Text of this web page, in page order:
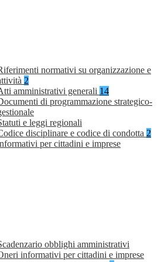
normativi su organizzazione e
2
amministrativi generali 14
di programmazione strategico-
e leggi regionali
disciplinare e codice di condotta 2
per cittadini e imprese
obblighi amministrativi
informativi per cittadini e imprese